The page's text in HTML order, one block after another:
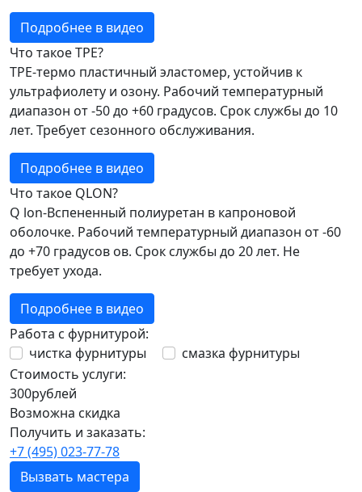
Подробнее в видео
Что такое TPE?
TPE-термо пластичный эластомер, устойчив к
ультрафиолету и озону. Рабочий температурный
диапазон от -50 до +60 градусов. Срок службы до 10
лет. Требует сезонного обслуживания.
Подробнее в видео
Что такое QLON?
Q lon-Вспененный полиуретан в капроновой
оболочке. Рабочий температурный диапазон от -60
до +70 градусов ов. Срок службы до 20 лет. Не
требует ухода.
Подробнее в видео
Работа с фурнитурой:
чистка фурнитуры
смазка фурнитуры
Стоимость услуги:
300рублей
Возможна скидка
Получить и заказать:
+7 (495) 023-77-78
Вызвать мастера